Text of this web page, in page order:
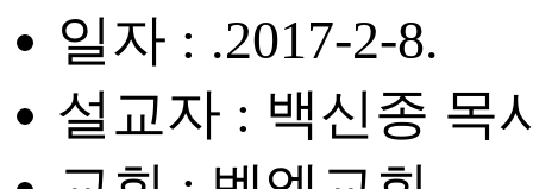
일자 : .2017-2-8.
설교자 : 백신종 목